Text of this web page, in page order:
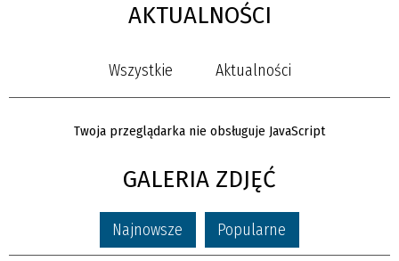
AKTUALNOŚCI
Wszystkie Aktualności
Twoja przeglądarka nie obsługuje JavaScript
GALERIA ZDJĘĆ
Najnowsze Popularne